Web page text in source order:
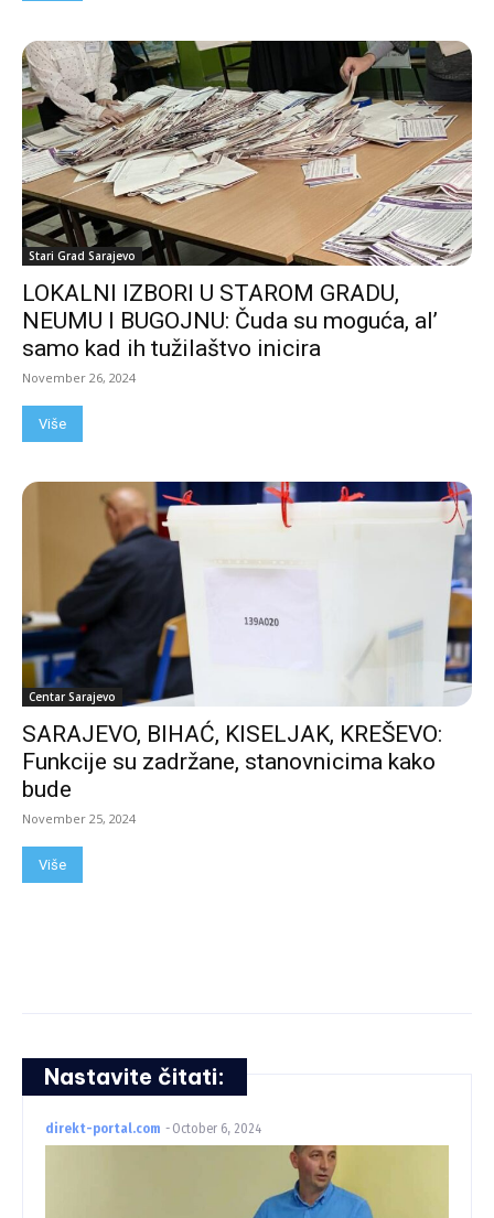
Stari Grad Sarajevo
LOKALNI IZBORI U STAROM GRADU,
NEUMU I BUGOJNU: Čuda su moguća, al’
samo kad ih tužilaštvo inicira
November 26, 2024
Više
Centar Sarajevo
SARAJEVO, BIHAĆ, KISELJAK, KREŠEVO:
Funkcije su zadržane, stanovnicima kako
bude
November 25, 2024
Više
Nastavite čitati:
direkt-portal.com - October 6, 2024